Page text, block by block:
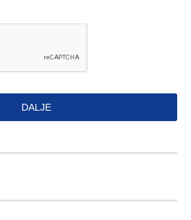
DALJE